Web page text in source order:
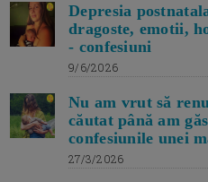
Depresia
dragoste, emotii,
- confesiuni
9/6/2026
Nu am vrut să
căutat până am
confesiunile unei
27/3/2026